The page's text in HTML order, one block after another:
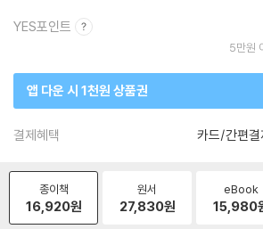
YES포인트
5만원
앱 다운 시 1천원 상품권
결제혜택 카드/간편결
종이책
16,920원
원서
27,830원
eBook
15,980